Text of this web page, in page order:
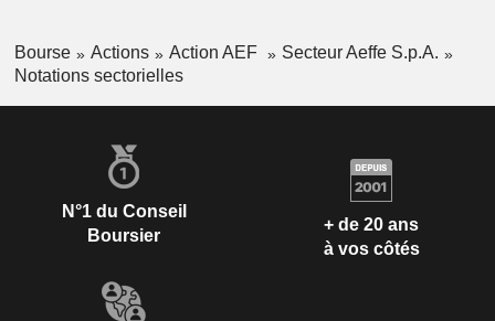
Bourse Actions Action AEF
Secteur Aeffe S.p.A.
Notations sectorielles
N°1 du Conseil
Boursier
+ de 20 ans
à vos côtés